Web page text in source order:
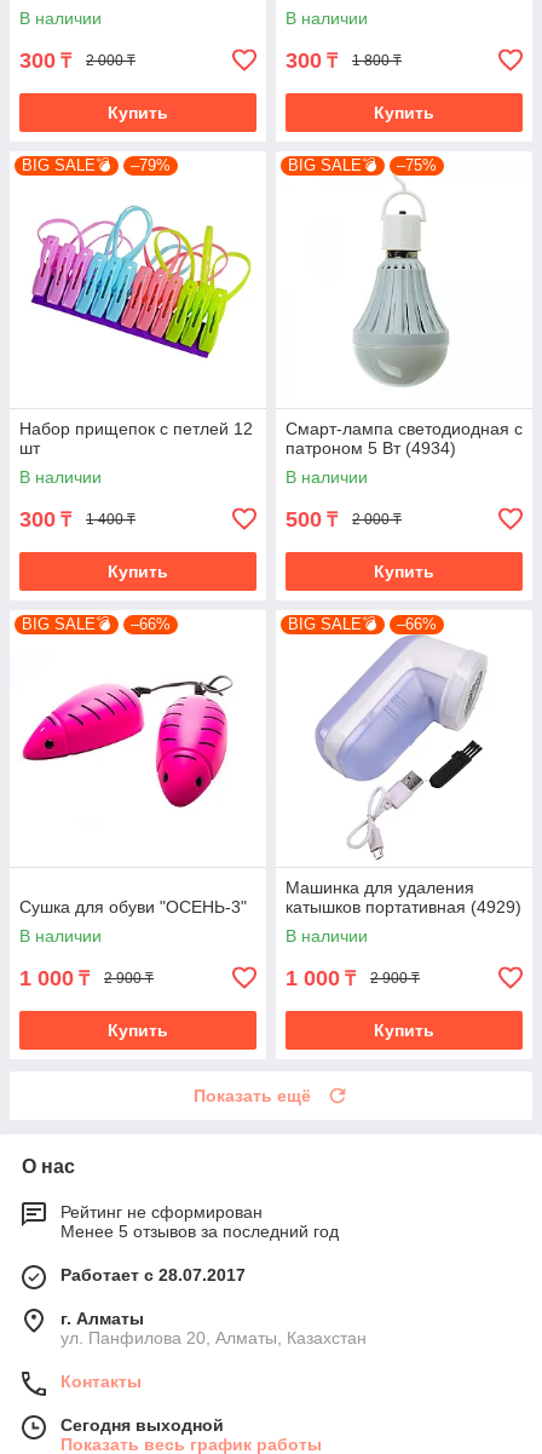
В наличии
300 ₸ 2 000 ₸
Купить
В наличии
300 ₸ 1 800 ₸
Купить
BIG SALE💣 –79%
Набор прищепок с петлей 12
шт
В наличии
300 ₸ 1 400 ₸
Купить
BIG SALE💣 –75%
Смарт-лампа светодиодная с
патроном 5 Вт (4934)
В наличии
500 ₸ 2 000 ₸
Купить
BIG SALE💣 –66%
Сушка для обуви "ОСЕНЬ-3"
В наличии
1 000 ₸ 2 900 ₸
Купить
BIG SALE💣 –66%
Машинка для удаления
катышков портативная (4929)
В наличии
1 000 ₸ 2 900 ₸
Купить
Показать ещё
О нас
Рейтинг не сформирован
Менее 5 отзывов за последний год
Работает с 28.07.2017
г. Алматы
ул. Панфилова 20, Алматы, Казахстан
Контакты
Сегодня выходной
Показать весь график работы